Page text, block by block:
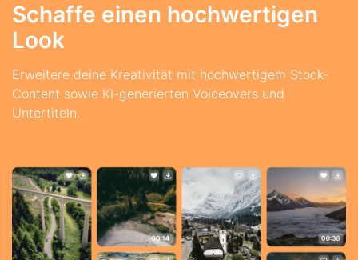
Schaffe einen hochwertigen
Look
Erweitere deine Kreativität mit hochwertigem Stock-
Content sowie KI-generierten Voiceovers und
Untertiteln.